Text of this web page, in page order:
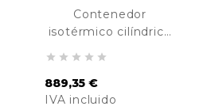
Contenedor
isotérmico cilíndrico
para transportar y
mantener comidas
    
889,35 €
IVA incluido